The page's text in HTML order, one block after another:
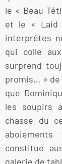
le « Beau
et le « Laid
interprètes
qui colle
surprend
promis… » de
que
les soupirs
chasse du
constitue
galerie de